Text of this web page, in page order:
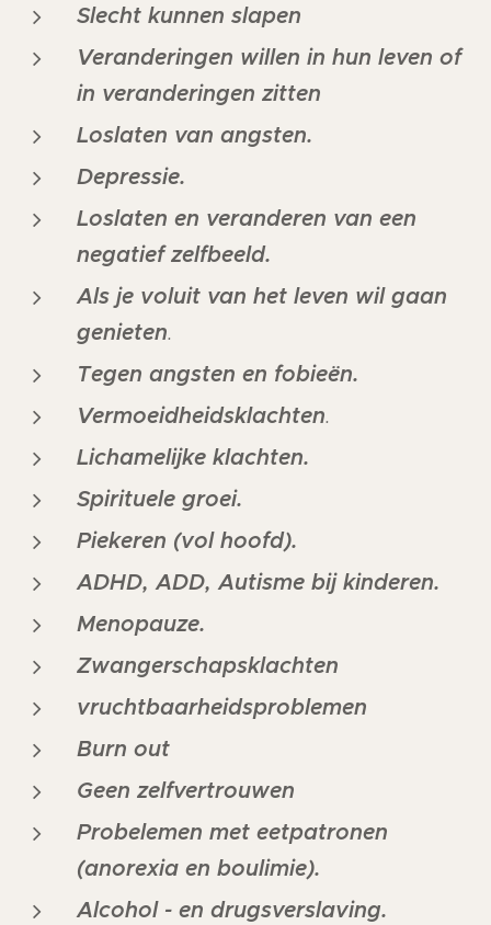
Slecht kunnen slapen
Veranderingen willen in hun leven of
in veranderingen zitten
Loslaten van angsten.
Depressie.
Loslaten en veranderen van een
negatief zelfbeeld.
Als je voluit van het leven wil gaan
genieten.
Tegen angsten en fobieën.
Vermoeidheidsklachten.
Lichamelijke klachten.
Spirituele groei.
Piekeren (vol hoofd).
ADHD, ADD, Autisme bij kinderen.
Menopauze.
Zwangerschapsklachten
vruchtbaarheidsproblemen
Burn out
Geen zelfvertrouwen
Probelemen met eetpatronen
(anorexia en boulimie).
Alcohol - en drugsverslaving.